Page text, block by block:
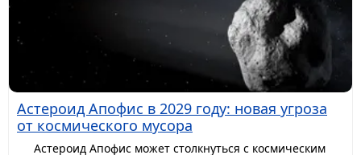
Астероид Апофис в 2029 году: новая угроза
от космического мусора
Астероид Апофис может столкнуться с космическим